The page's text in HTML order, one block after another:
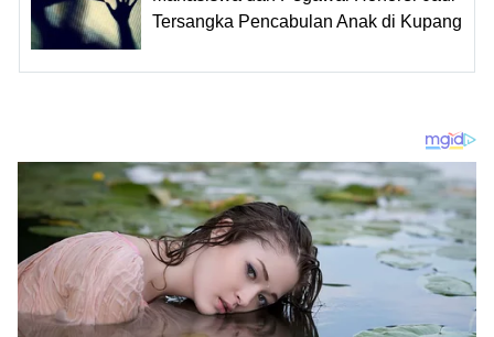
Tersangka Pencabulan Anak di Kupang